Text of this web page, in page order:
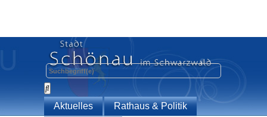
Aktuelles
Rathaus & Politik